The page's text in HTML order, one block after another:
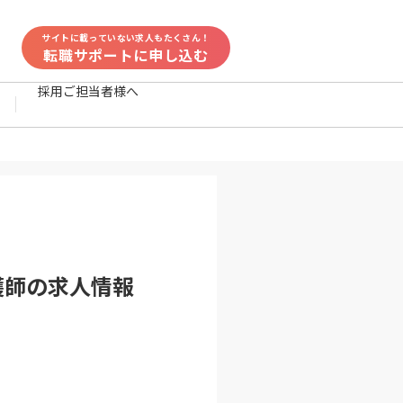
サイトに載っていない求人もたくさん！
転職サポートに申し込む
採用ご担当者様へ
の求人情報